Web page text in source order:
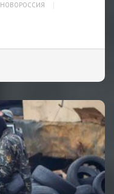
НОВОРОССИЯ